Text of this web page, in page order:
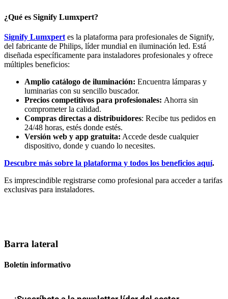
¿Qué es Signify Lumxpert?
Signify Lumxpert es la plataforma para profesionales de Signify,
del fabricante de Philips, líder mundial en iluminación led. Está
diseñada específicamente para instaladores profesionales y ofrece
múltiples beneficios:
Amplio catálogo de iluminación: Encuentra lámparas y
luminarias con su sencillo buscador.
Precios competitivos para profesionales: Ahorra sin
comprometer la calidad.
Compras directas a distribuidores: Recibe tus pedidos en
24/48 horas, estés donde estés.
Versión web y app gratuita: Accede desde cualquier
dispositivo, donde y cuando lo necesites.
Descubre más sobre la plataforma y todos los beneficios aquí.
Es imprescindible registrarse como profesional para acceder a tarifas
exclusivas para instaladores.
Barra lateral
Boletín informativo